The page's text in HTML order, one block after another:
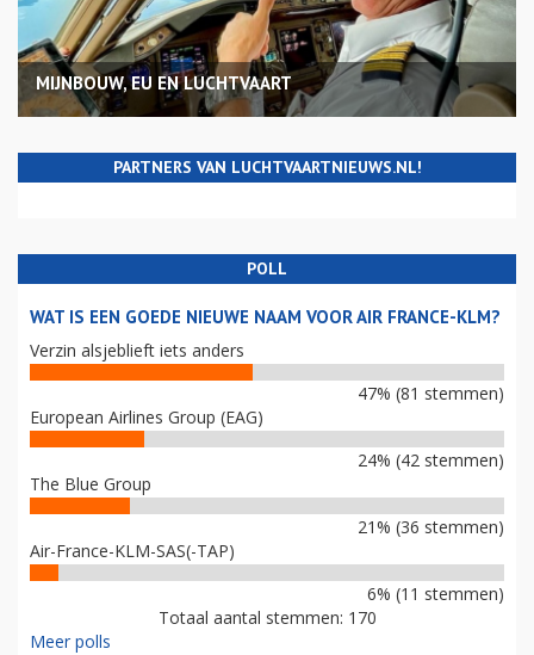
MIJNBOUW, EU EN LUCHTVAART
PARTNERS VAN LUCHTVAARTNIEUWS.NL!
POLL
WAT IS EEN GOEDE NIEUWE NAAM VOOR AIR FRANCE-KLM?
Verzin alsjeblieft iets anders
47% (81 stemmen)
European Airlines Group (EAG)
24% (42 stemmen)
The Blue Group
21% (36 stemmen)
Air-France-KLM-SAS(-TAP)
6% (11 stemmen)
Totaal aantal stemmen: 170
Meer polls